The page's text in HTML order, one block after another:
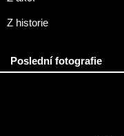
Z historie
Poslední fotografie